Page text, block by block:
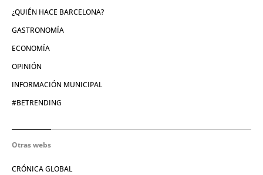
¿QUIÉN HACE BARCELONA?
GASTRONOMÍA
ECONOMÍA
OPINIÓN
INFORMACIÓN MUNICIPAL
#BETRENDING
Otras webs
CRÓNICA GLOBAL